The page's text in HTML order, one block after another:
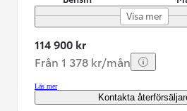
Visa mer
114 900 kr
Från 1 378 kr/mån
Läs mer
Kontakta